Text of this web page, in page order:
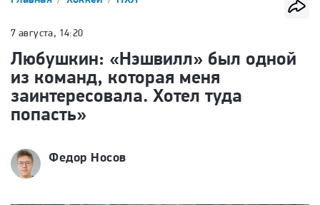
7 августа, 14:20
Любушкин: «Нэшвилл» был одной
из команд, которая меня
заинтересовала. Хотел туда
попасть»
Федор Носов